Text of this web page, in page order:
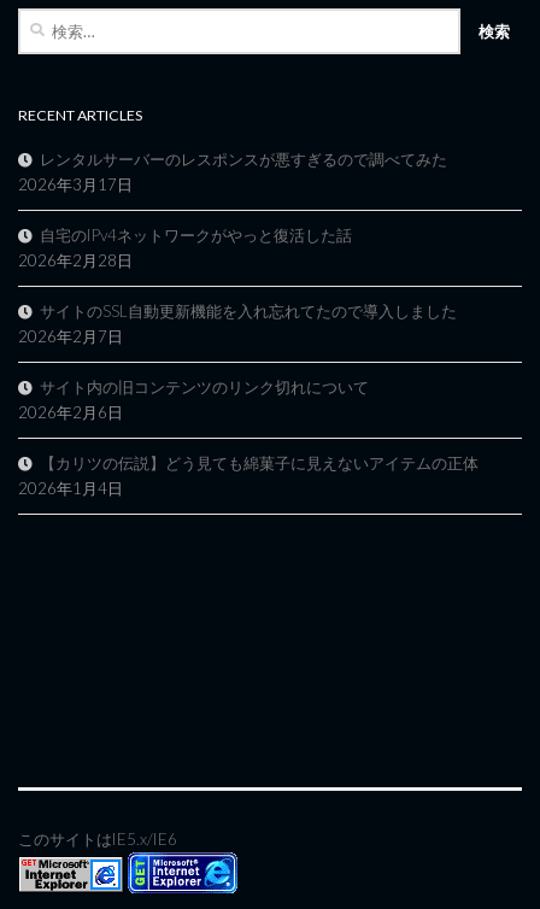
検
RECENT ARTICLES
レンタルサーバーのレスポンスが悪すぎるので調べてみた
2026年3月17日
自宅のIPv4ネットワークがやっと復活した話
2026年2月28日
サイトのSSL自動更新機能を入れ忘れてたので導入しました
2026年2月7日
サイト内の旧コンテンツのリンク切れについて
2026年2月6日
【カリツの伝説】どう見ても綿菓子に見えないアイテムの正体
2026年1月4日
このサイトはIE5.x/IE6